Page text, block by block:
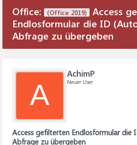
Office: (Office 2019)
Access
Endlosformular die ID
Abfrage zu übergeben
A
AchimP
Neuer User
Access gefilterten Endlosformular die
Abfrage zu übergeben